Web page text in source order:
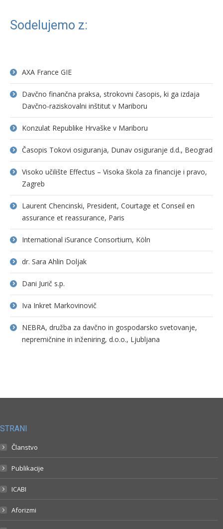
Sodelujemo z:
AXA France GIE
Davčno finančna praksa, strokovni časopis, ki ga izdaja
Davčno-raziskovalni inštitut v Mariboru
Konzulat Republike Hrvaške v Mariboru
Časopis Tokovi osiguranja, Dunav osiguranje d.d., Beograd
Visoko učilište Effectus – Visoka škola za financije i pravo,
Zagreb
Laurent Chencinski, President, Courtage et Conseil en
assurance et reassurance, Paris
International iSurance Consortium, Köln
dr. Sara Ahlin Doljak
Dani Jurič s.p.
Iva Inkret Markovinovič
NEBRA, družba za davčno in gospodarsko svetovanje,
nepremičnine in inženiring, d.o.o., Ljubljana
STRANI
Članstvo
Publikacije
ICABI
Aforizmi